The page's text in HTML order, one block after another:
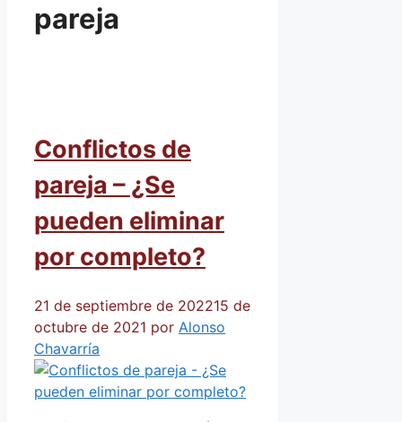
pareja
Conflictos de
pareja – ¿Se
pueden eliminar
por completo?
21 de septiembre de 202215 de
octubre de 2021 por Alonso
Chavarría